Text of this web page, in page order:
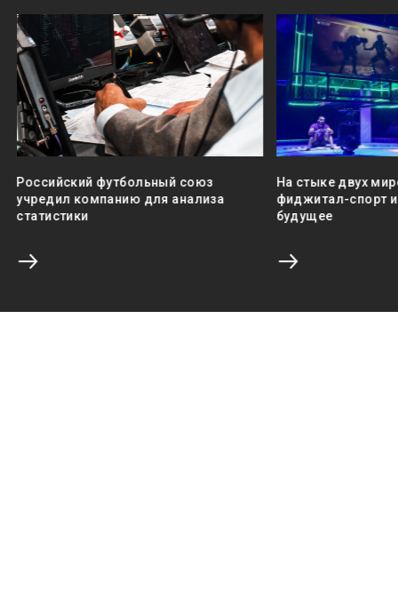
Российский футбольный союз
учредил компанию для анализа
статистики
На стыке двух
фиджитал-спорт
будущее